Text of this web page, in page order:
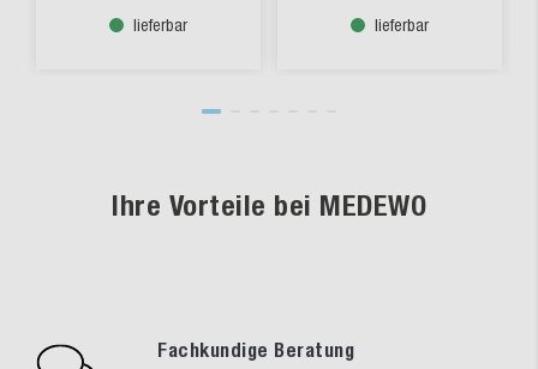
lieferbar lieferbar
Ihre Vorteile bei MEDEWO
Fachkundige Beratung